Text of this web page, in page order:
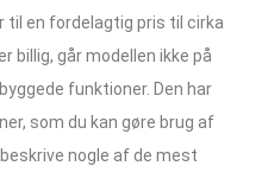
til en fordelagtig pris til cirka
billig, går modellen ikke på
funktioner. Den har
som du kan gøre brug af
nogle af de mest